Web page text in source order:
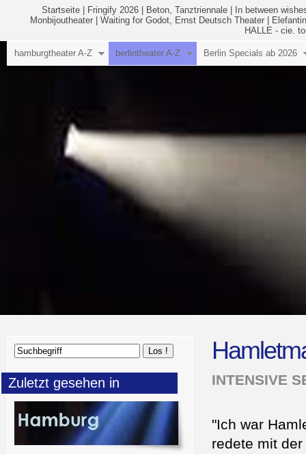
Startseite Fringify 2026 Beton, Tanztriennale
In between
Monbijoutheater
Waiting for Godot, Ernst Deutsch Theater
HALLE - cie.
hamburgtheater A-Z berlintheater A-Z Berlin Specials ab 2026
INTENSIVE
"Ich war
redete mit
Zuletzt gesehen in